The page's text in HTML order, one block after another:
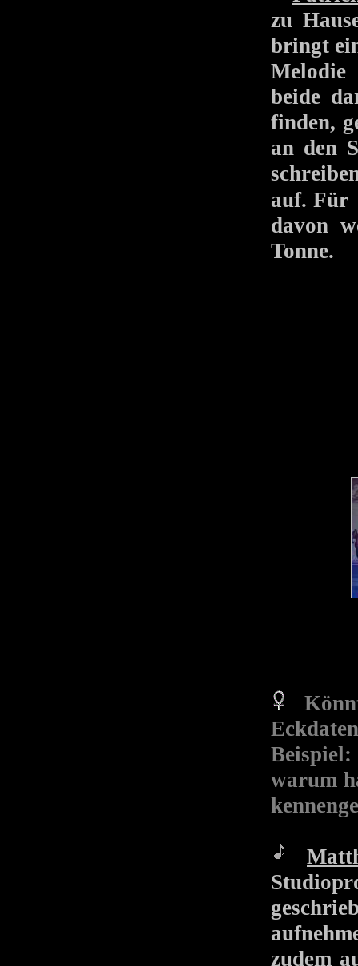
zu
bringt
Melodie
beide
finden,
an den
auf.
davon
Tonne.
warum
zudem